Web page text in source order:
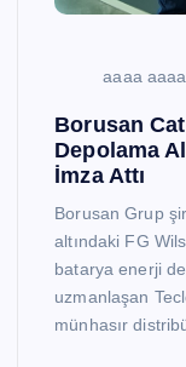
aaaa aaaa
Borusan
Depolama
İmza Attı
Borusan Grup
altındaki FG
batarya enerji
uzmanlaşan
münhasır